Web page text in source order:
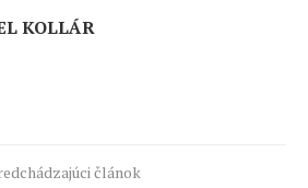
KOLLÁR
článok